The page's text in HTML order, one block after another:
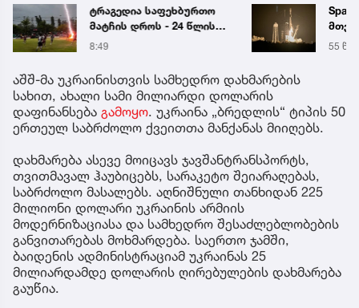
ტრაგედია საფეხბურთო
მატჩის დროს - 24 წლის
ფეხბურთელი ელვის
გარდაიცვალა (უცხოეთი)
8:49 55
აშშ-მა უკრაინისთვის სამხედრო დახმარების
სახით, ახალი სამი მილიარდი დოლარის
დაფინანსება გამოყო. უკრაინა „ბრედლის“ ტიპის 50
ერთეულ საბრძოლო ქვეითთა მანქანას მიიღებს.
დახმარება ასევე მოიცავს ჯავშანტრანსპორტს,
თვითმავალ ჰაუბიცებს, სარაკეტო შეიარაღებას,
საბრძოლო მასალებს. აღნიშნული თანხიდან 225
მილიონი დოლარი უკრაინის არმიის
მოდერნიზაციასა და სამხედრო შესაძლებლობების
განვითარებას მოხმარდება. საერთო ჯამში,
ბაიდენის ადმინისტრაციამ უკრაინას 25
მილიარდამდე დოლარის ღირებულების დახმარება
გაუწია.